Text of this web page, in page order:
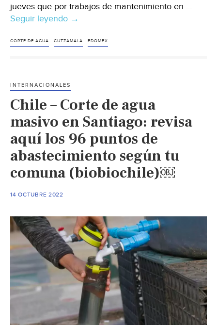
jueves que por trabajos de mantenimiento en …
Seguir leyendo Edomex
Por
Cutzamala
no
habrá
agua
durante
tres
en
Edomex
(Crónica)
→
CORTE DE AGUA CUTZAMALA EDOMEX
INTERNACIONALES
Chile – Corte de agua
masivo en Santiago: revisa
aquí los 96 puntos de
abastecimiento según tu
comuna (biobiochile)￼
14 OCTUBRE 2022